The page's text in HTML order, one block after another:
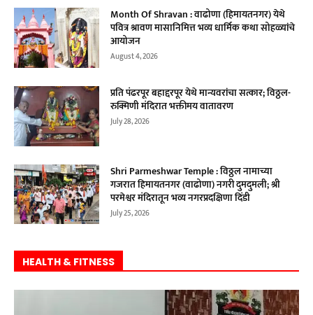
Month Of Shravan : वाढोणा (हिमायतनगर) येथे
पवित्र श्रावण मासानिमित्त भव्य धार्मिक कथा सोहळ्यांचे
आयोजन
August 4, 2026
प्रति पंढरपूर बहाद्दरपूर येथे मान्यवरांचा सत्कार; विठ्ठल-
रुक्मिणी मंदिरात भक्तीमय वातावरण
July 28, 2026
Shri Parmeshwar Temple : विठ्ठल नामाच्या
गजरात हिमायतनगर (वाढोणा) नगरी दुमदुमली; श्री
परमेश्वर मंदिरातून भव्य नगरप्रदक्षिणा दिंडी
July 25, 2026
HEALTH & FITNESS